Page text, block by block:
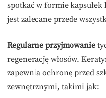
spotkać w formie kapsułek
jest zalecane przede
Regularne przyjmowanie
regenerację włosów.
zapewnia ochronę przed
zewnętrznymi, takimi jak: